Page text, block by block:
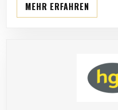
MEHR ERFAHREN